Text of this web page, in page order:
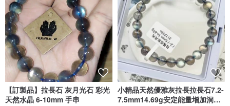
【訂製品】拉長石 灰月光石 彩光
天然水晶 6-10mm 手串
小精品天然優雅灰拉長拉長石7.2-
7.5mm14.69g安定能量增加洞悉